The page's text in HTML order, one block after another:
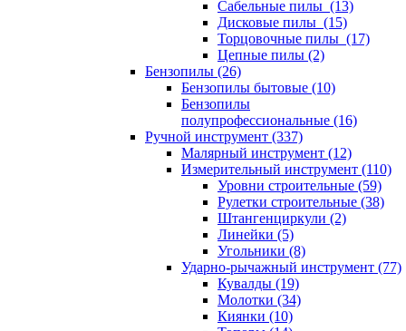
Сабельные пилы (13)
Дисковые пилы (15)
Торцовочные пилы (17)
Цепные пилы (2)
Бензопилы (26)
Бензопилы бытовые (10)
Бензопилы
полупрофессиональные (16)
Ручной инструмент (337)
Малярный инструмент (12)
Измерительный инструмент (110)
Уровни строительные (59)
Рулетки строительные (38)
Штангенциркули (2)
Линейки (5)
Угольники (8)
Ударно-рычажный инструмент (77)
Кувалды (19)
Молотки (34)
Киянки (10)